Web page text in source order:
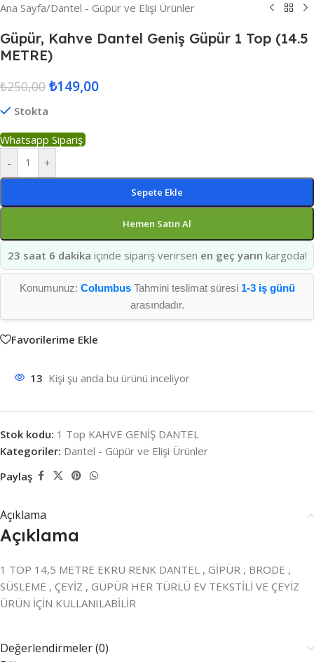
Ana Sayfa/Dantel - Güpür ve Elişi Ürünler
Güpür, Kahve Dantel Geniş Güpür 1 Top (14.5
METRE)
₺250,00 ₺149,00
Stokta
Whatsapp Sipariş
-
+
Sepete Ekle
Hemen Satın Al
23 saat 6 dakika içinde sipariş verirsen en geç yarın kargoda!
Konumunuz: ColumbusTahmini teslimat süresi 1-3 iş günü
arasındadır.
Favorilerime Ekle
13 Kişi şu anda bu ürünü inceliyor
Stok kodu: 1 Top KAHVE GENİŞ DANTEL
Kategoriler: Dantel - Güpür ve Elişi Ürünler
Paylaş
Açıklama
Açıklama
1 TOP 14,5 METRE EKRU RENK DANTEL , GİPÜR , BRODE ,
SÜSLEME , ÇEYİZ , GÜPÜR HER TÜRLÜ EV TEKSTİLİ VE ÇEYİZ
ÜRÜN İÇİN KULLANILABİLİR
Değerlendirmeler (0)